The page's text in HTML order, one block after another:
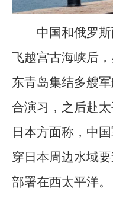
中国和俄罗
飞越宫古海峡后
东青岛集结多艘
合演习，之后赴太
日本方面称，中
穿日本周边水域
部署在西太平洋。